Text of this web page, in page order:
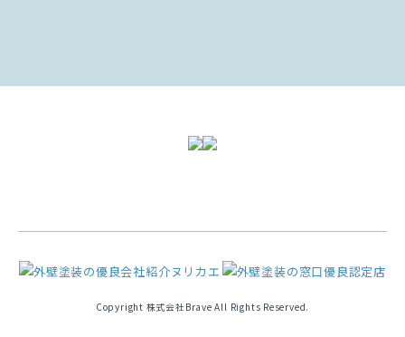
Copyright 株式会社Brave All Rights Reserved.